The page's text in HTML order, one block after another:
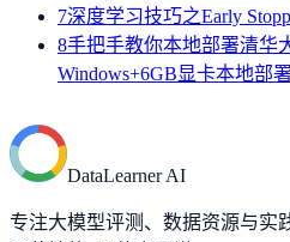
7深度学习技巧之Early
8手把手教你本地部署清
Windows+6GB显卡本地部
DataLearner AI
专注大模型评测、数据资源与实